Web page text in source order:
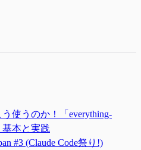
使うのか！「everything-
基本と実践
#3 (Claude Code祭り!)